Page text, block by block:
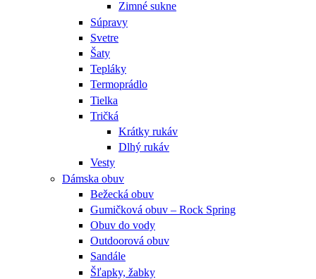
Zimné sukne
Súpravy
Svetre
Šaty
Tepláky
Termoprádlo
Tielka
Tričká
Krátky rukáv
Dlhý rukáv
Vesty
Dámska obuv
Bežecká obuv
Gumičková obuv – Rock Spring
Obuv do vody
Outdoorová obuv
Sandále
Šľapky, žabky